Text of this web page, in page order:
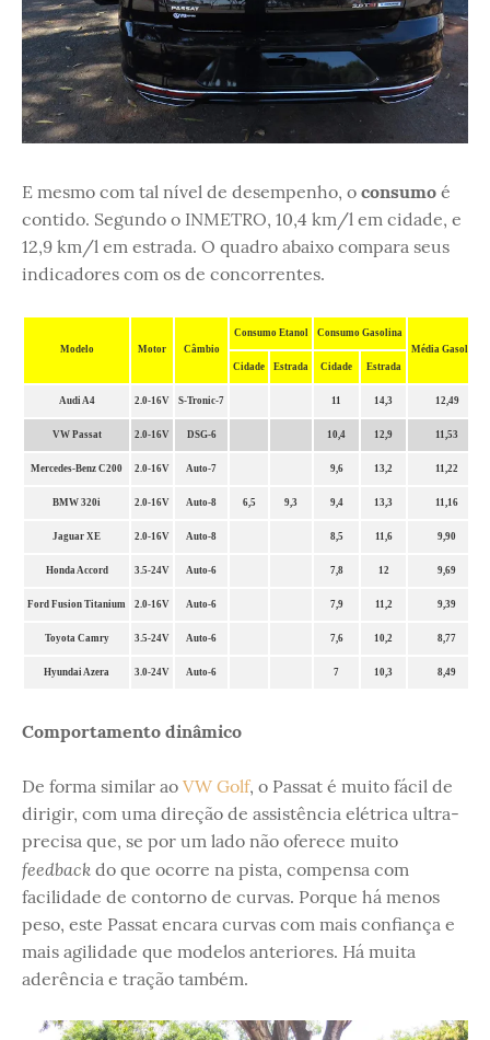
E mesmo com tal nível de desempenho, o consumo é
contido. Segundo o INMETRO, 10,4 km/l em cidade, e
12,9 km/l em estrada. O quadro abaixo compara seus
indicadores com os de concorrentes.
Modelo Motor Câmbio
Consumo Etanol
Consumo Gasolina
Média Gasolina
Cidade
Estrada Cidade Estrada
Audi A4 2.0-16V S-Tronic-7 11 14,3 12,49
VW Passat 2.0-16V DSG-6 10,4 12,9 11,53
Mercedes-Benz C200 2.0-16V Auto-7 9,6 13,2 11,22
BMW 320i 2.0-16V Auto-8 6,5 9,3 9,4 13,3 11,16
Jaguar XE 2.0-16V Auto-8 8,5 11,6 9,90
Honda Accord 3.5-24V Auto-6 7,8 12 9,69
Ford Fusion Titanium 2.0-16V Auto-6 7,9 11,2 9,39
Toyota Camry 3.5-24V Auto-6 7,6 10,2 8,77
Hyundai Azera 3.0-24V Auto-6 7 10,3 8,49
Comportamento dinâmico
De forma similar ao VW Golf, o Passat é muito fácil de
dirigir, com uma direção de assistência elétrica ultra-
precisa que, se por um lado não oferece muito
feedback do que ocorre na pista, compensa com
facilidade de contorno de curvas. Porque há menos
peso, este Passat encara curvas com mais confiança e
mais agilidade que modelos anteriores. Há muita
aderência e tração também.